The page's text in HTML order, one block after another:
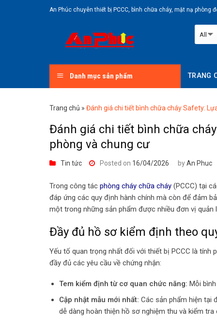
An Phúc chuyên thiết bị PCCC, bình chữa cháy, mặt nạ phòng
Danh mục sản phẩm TRANG
Trang chủ » Đánh giá chi tiết bình chữa cháy Safety:
Đánh giá chi tiết bình chữa
phòng và chung cư
Tin tức Posted on 16/04/2026 byAn Phuc
Trong công tác phòng cháy chữa cháy (PCCC) tại
đáp ứng các quy định hành chính mà còn để đảm
một trong những sản phẩm được nhiều đơn vị
Đầy đủ hồ sơ kiểm định theo
Yếu tố quan trọng nhất đối với thiết bị PCCC là tính
đầy đủ các yêu cầu về chứng nhận:
Tem kiểm định từ cơ quan chức năng: Mỗi
Cập nhật mẫu mới nhất: Các sản phẩm hiện tại
dễ dàng hoàn thiện hồ sơ nghiệm thu và kiểm tra